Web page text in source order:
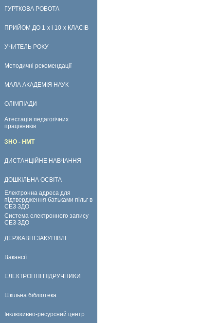
ГУРТКОВА РОБОТА
ПРИЙОМ ДО 1-х і 10-х КЛАСІВ
УЧИТЕЛЬ РОКУ
Методичні рекомендації
МАЛА АКАДЕМІЯ НАУК
ОЛІМПІАДИ
Атестація педагогічних
працівників
ЗНО - НМТ
ДИСТАНЦІЙНЕ НАВЧАННЯ
ДОШКІЛЬНА ОСВІТА
Електронна адреса для
підтвердження батьками пільг в
СЕЗ ЗДО
Система електронного запису
СЕЗ ЗДО
ДЕРЖАВНІ ЗАКУПІВЛІ
Вакансії
ЕЛЕКТРОННІ ПІДРУЧНИКИ
Шкільна бібліотека
Інклюзивно-ресурсний центр